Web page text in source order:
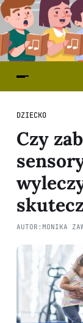
DZIECKO
Czy
AUTOR: MONIKA